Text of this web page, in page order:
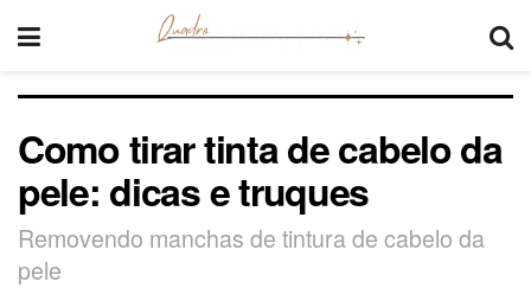
Como tirar tinta de cabelo da
pele: dicas e truques
Removendo manchas de tintura de cabelo da
pele